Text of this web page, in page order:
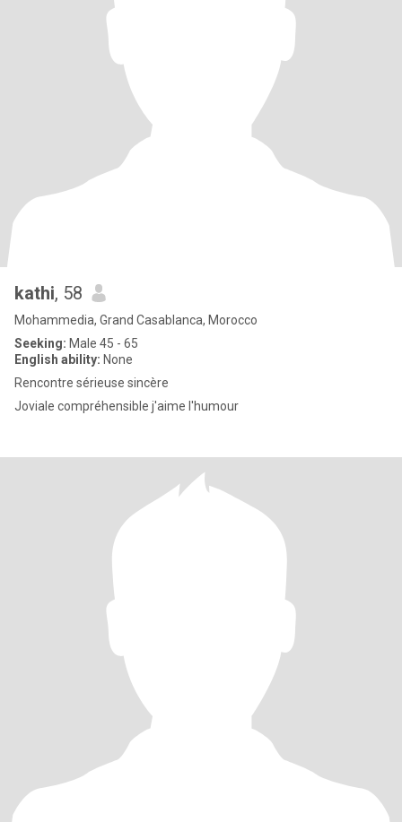
kathi, 58
Mohammedia, Grand Casablanca, Morocco
Seeking: Male 45 - 65
English ability: None
Rencontre sérieuse sincère
Joviale compréhensible j'aime l'humour